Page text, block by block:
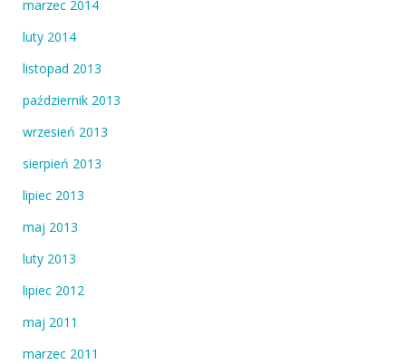
marzec 2014
luty 2014
listopad 2013
październik 2013
wrzesień 2013
sierpień 2013
lipiec 2013
maj 2013
luty 2013
lipiec 2012
maj 2011
marzec 2011